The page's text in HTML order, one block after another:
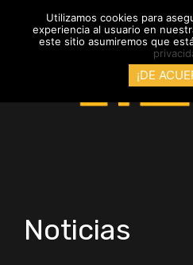
info@inmobiliariadyl.com
Noticias
Utilizamos cookies para
experiencia al usuario en
este sitio asumiremos que
¡DE